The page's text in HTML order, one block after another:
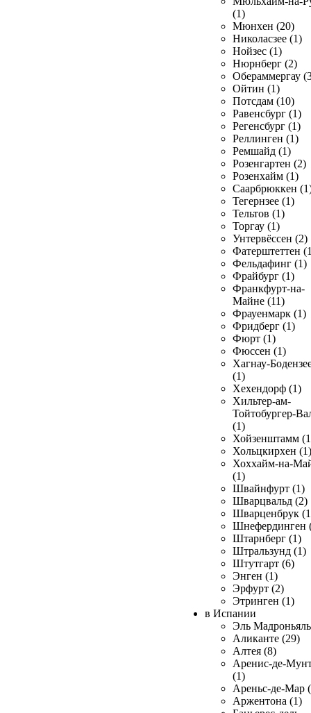
(1)
Мюнхен (20)
Николасзее (1)
Нойзес (1)
Нюрнберг (2)
Обераммергау
Ойтин (1)
Потсдам (10)
Равенсбург (1)
Регенсбург (1)
Реллинген (1)
Ремшайд (1)
Розенгартен (2)
Розенхайм (1)
Саарбрюккен
Тегернзее (1)
Тельтов (1)
Торгау (1)
Унтервёссен (2)
Фатерштеттен
Фельдафинг (1)
Фрайбург (1)
Франкфурт-на-
Майне (11)
Фрауенмарк (1)
Фридберг (1)
Фюрт (1)
Фюссен (1)
Хагнау-
(1)
Хехендорф (1)
Хильтер-ам-
Тойтобургер-
(1)
Хойзенштамм
Хольцкирхен (1)
Хоххайм-на-
(1)
Швайнфурт (1)
Шварцвальд (2)
Шварценбрук
Шнефердинген
Штарнберг (1)
Штральзунд (1)
Штутгарт (6)
Энген (1)
Эрфурт (2)
Этринген (1)
в Испании
Эль
Аликанте (29)
Алтея (8)
Аренис-де-
(1)
Ареньс-де-Мар
Аржентона (1)